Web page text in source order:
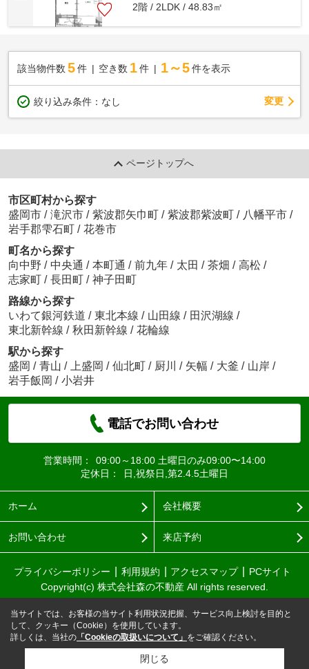
2階 / 2LDK / 48.83㎡
該当物件数 5件 空き数 1 件 1～5 件を表示
絞り込み条件： なし 変更
ページトップへ
市区町村から探す
盛岡市 / 滝沢市 / 紫波郡矢巾町 / 紫波郡紫波町 / 八幡平市 /
岩手郡雫石町 / 花巻市
町名から探す
向中野 / 中央通 / 本町通 / 前九年 / 太田 / 茶畑 / 高松 /
志家町 / 長田町 / 神子田町
路線から探す
いわて銀河鉄道 / 東北本線 / 山田線 / 田沢湖線 /
東北新幹線 / 秋田新幹線 / 花輪線
駅から探す
盛岡 / 青山 / 上盛岡 / 仙北町 / 厨川 / 矢幅 / 大釜 / 山岸 /
岩手飯岡 / 小岩井
電話でお問い合わせ
営業時間：
09:00～18:00 土曜日のみ09:00〜14:00
定休日：
日,祝祭日,第2.4.5土曜日
ホーム 会社概要
お問い合わせ 来店予約
プライバシーポリシー 利用規約 アクセスマップ
PCサイト
Copyright(c) 株式会社森の不動産 All rights reserved.
当サイトでは、お客様の当サイト利用状況把握、サービス向上検討を目的と
して、クッキー（Cookie）を使用しています。
詳しくは、当社の 「Cookieの取扱いについて」 をご確認ください。
閉じる